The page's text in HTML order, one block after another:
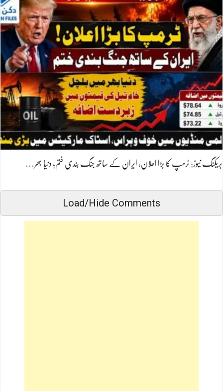
بریکنگ نیوز: ٹرمپ کا بڑا اعلان، ایران کے ساتھ جنگ بندی ختم؛ دنیا بھر…
Load/Hide Comments